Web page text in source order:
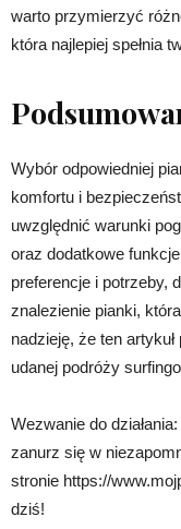
warto przymierzyć
która najlepiej spełnia
Wybór odpowiedniej
komfortu i
uwzględnić warunki
oraz dodatkowe
preferencje i potrzeby,
znalezienie pianki,
nadzieję, że ten
udanej podróży
Wezwanie do
zanurz się w
stronie https://
dziś!